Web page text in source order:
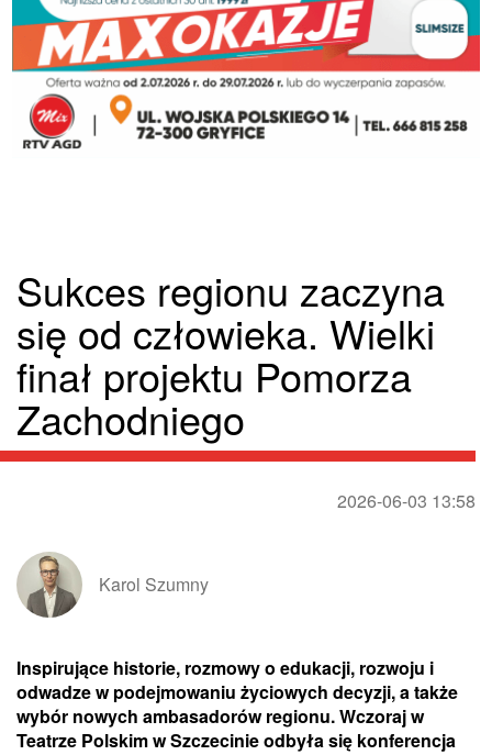
Sukces regionu zaczyna
się od człowieka. Wielki
finał projektu Pomorza
Zachodniego
2026-06-03 13:58
Karol Szumny
Inspirujące historie, rozmowy o edukacji, rozwoju i
odwadze w podejmowaniu życiowych decyzji, a także
wybór nowych ambasadorów regionu. Wczoraj w
Teatrze Polskim w Szczecinie odbyła się konferencja